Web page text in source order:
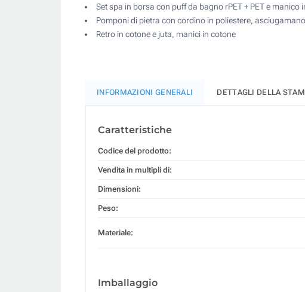
Set spa in borsa con puff da bagno rPET + PET e manico
Pomponi di pietra con cordino in poliestere,
Retro in cotone e juta, manici in cotone
INFORMAZIONI GENERALI DETTAGLI DELLA
Caratteristiche
Codice del prodotto:
Vendita in multipli di:
Dimensioni:
Peso:
Materiale:
Imballaggio